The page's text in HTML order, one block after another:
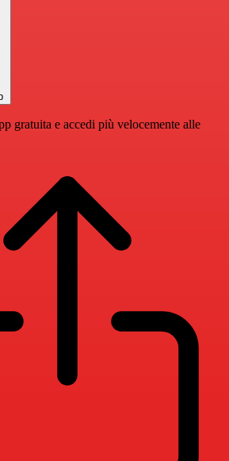
gratuita e accedi più velocemente alle